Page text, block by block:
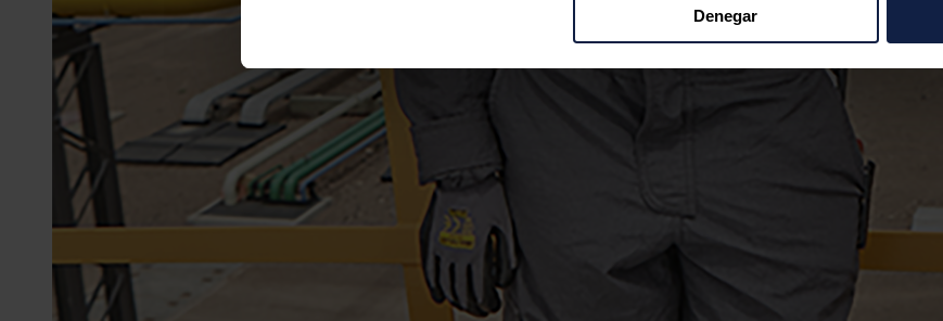
Las cookies de este sitio web se usan para personalizar el contenido y los anuncios,
y analizar el tráfico. Además, compartimos información sobre el uso que haga del sitio
redes sociales, publicidad y análisis web, quienes pueden combinarla con otra
que hayan recopilado a partir del uso que haya hecho de sus servicios.
Denegar